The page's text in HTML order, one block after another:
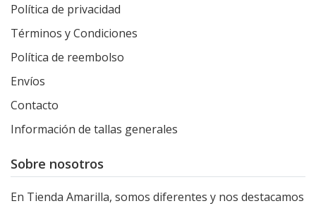
Política de privacidad
Términos y Condiciones
Política de reembolso
Envíos
Contacto
Información de tallas generales
Sobre nosotros
En Tienda Amarilla, somos diferentes y nos destacamos